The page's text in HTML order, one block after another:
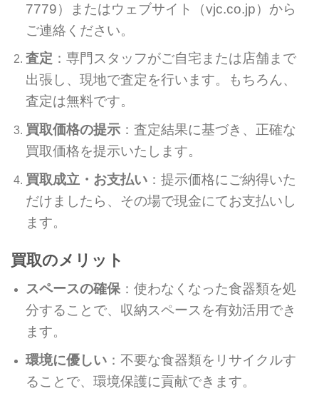
7779）またはウェブサイト（vjc.co.jp）から
ご連絡ください。
査定 ：専門スタッフがご自宅または店舗まで
出張し、現地で査定を行います。もちろん、
査定は無料です。
買取価格の提示：査定結果に基づき、正確な
買取価格を提示いたします。
買取成立・お支払い：提示価格にご納得いた
だけましたら、その場で現金にてお支払いし
ます。
買取のメリット
スペースの確保：使わなくなった食器類を処
分することで、収納スペースを有効活用でき
ます。
環境に優しい：不要な食器類をリサイクルす
ることで、環境保護に貢献できます。